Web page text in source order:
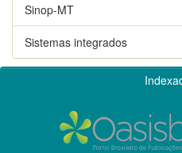
Sinop-MT
Sistemas integrados